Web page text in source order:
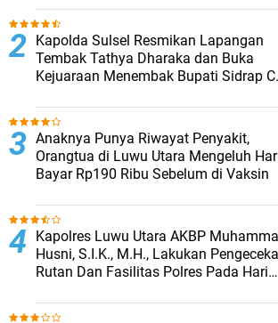
Kapolda Sulsel Resmikan Lapangan
Tembak Tathya Dharaka dan Buka
Kejuaraan Menembak Bupati Sidrap
Anaknya Punya Riwayat Penyakit,
Orangtua di Luwu Utara Mengeluh
Bayar Rp190 Ribu Sebelum di Vaksin
Kapolres Luwu Utara AKBP
Husni, S.I.K., M.H., Lakukan
Rutan Dan Fasilitas Polres Pada Hari